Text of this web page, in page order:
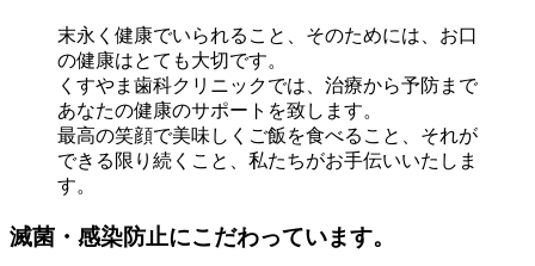
末永く健康でいられること、そのためには、お口
の健康はとても大切です。
くすやま歯科クリニックでは、治療から予防まで
あなたの健康のサポートを致します。
最高の笑顔で美味しくご飯を食べること、それが
できる限り続くこと、私たちがお手伝いいたしま
す。
滅菌・感染防止にこだわっています。